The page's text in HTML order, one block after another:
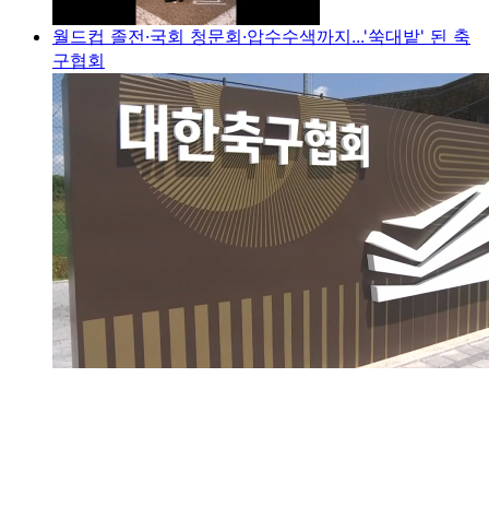
월드컵 졸전·국회 청문회·압수수색까지...'쑥대밭' 된 축
구협회